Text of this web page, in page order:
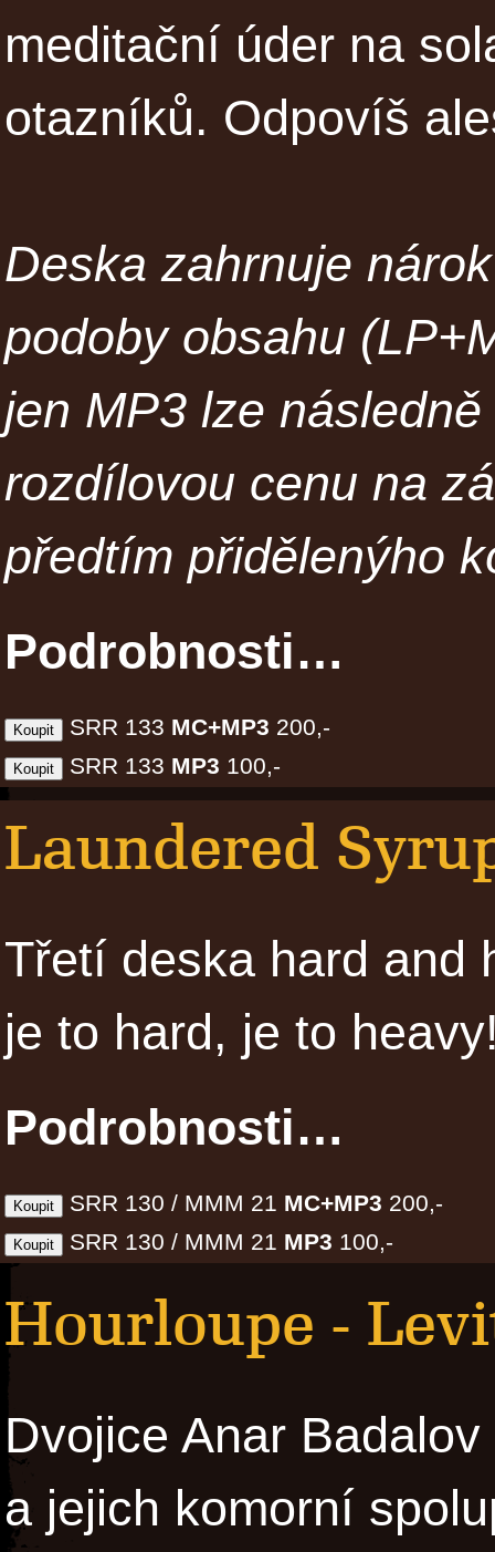
meditační úder na
otazníků. Odpovíš
Deska zahrnuje
podoby obsahu
jen MP3 lze
rozdílovou cenu na
předtím přidělenýho
Podrobnosti…
SRR 133 MC+MP3 200,-
SRR 133 MP3 100,-
Laundered
Třetí deska hard and
je to hard, je to
Podrobnosti…
SRR 130 / MMM 21 MC+MP3 200,-
SRR 130 / MMM 21 MP3 100,-
Hourloupe -
Dvojice Anar
a jejich komorní